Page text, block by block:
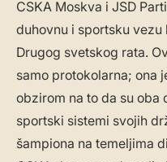
CSKA Moskva i JSD
duhovnu i sportsku
Drugog svetskog rata.
samo protokolarna; ona
obzirom na to da su oba
sportski sistemi svojih
šampiona na temeljima